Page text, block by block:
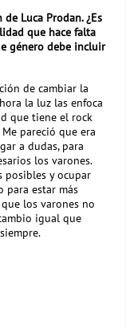
Luca Prodan. ¿Es
que hace falta
género debe incluir
de cambiar la
la luz las enfoca
que tiene el rock
pareció que era
a dudas, para
los varones.
posibles y ocupar
para estar más
los varones no
igual que